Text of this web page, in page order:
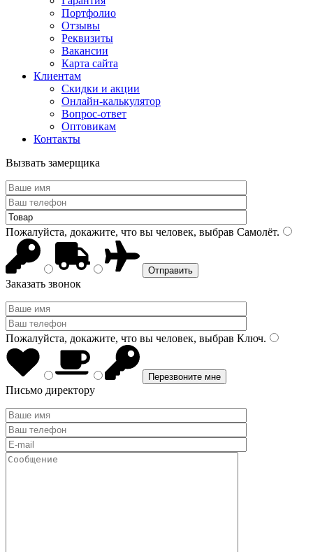
Портфолио
Отзывы
Реквизиты
Вакансии
Карта сайта
Клиентам
Скидки и акции
Онлайн-калькулятор
Вопрос-ответ
Оптовикам
Контакты
Вызвать замерщика
Пожалуйста, докажите, что вы человек, выбрав Самолёт.
Заказать звонок
Пожалуйста, докажите, что вы человек, выбрав Ключ.
Письмо директору